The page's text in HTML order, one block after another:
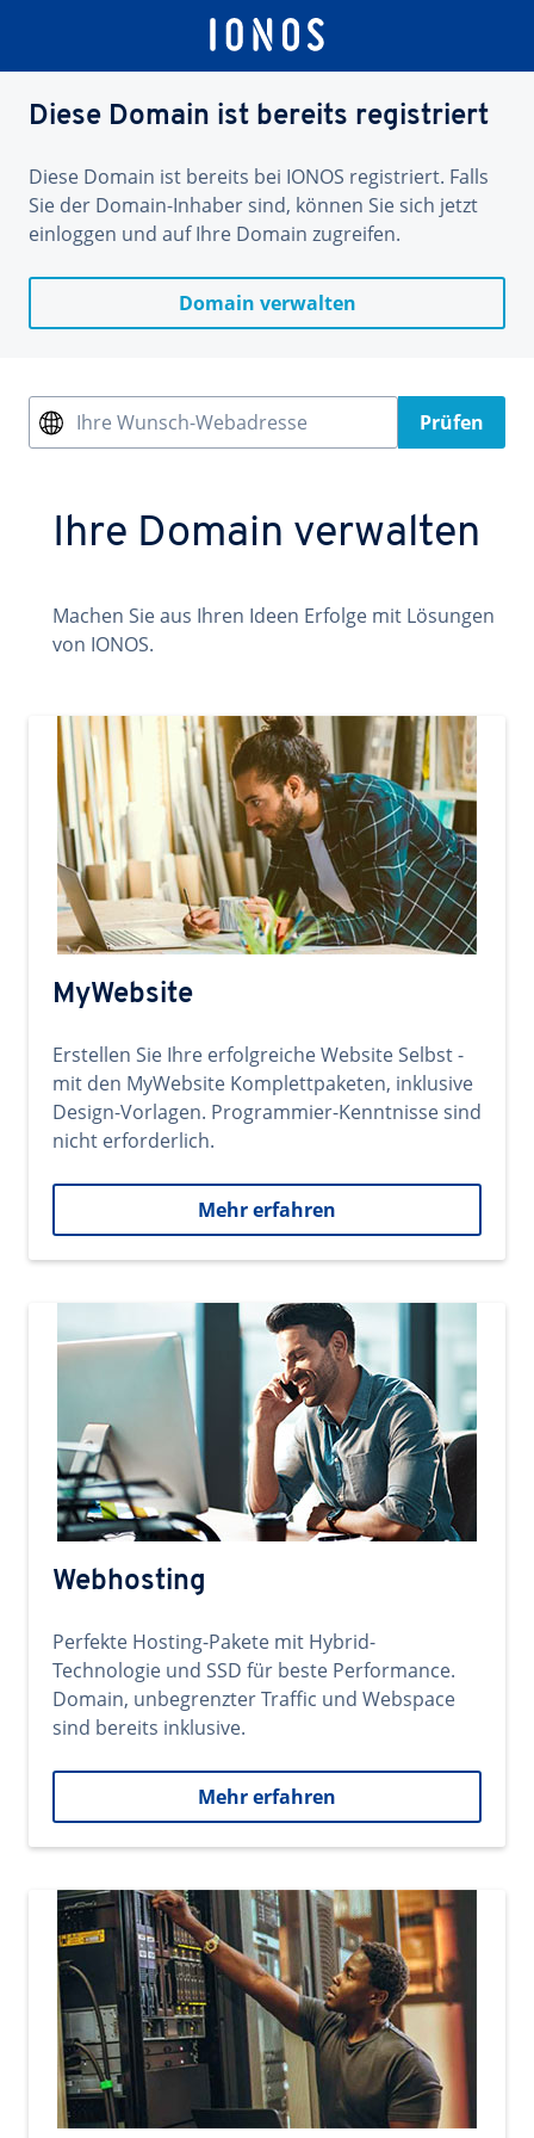
Diese Domain ist bereits registriert
Diese Domain ist bereits bei IONOS registriert. Falls
Sie der Domain-Inhaber sind, können Sie sich jetzt
einloggen und auf Ihre Domain zugreifen.
Domain verwalten
Ihre Wunsch-Webadresse Prüfen
Ihre Domain verwalten
Machen Sie aus Ihren Ideen Erfolge mit Lösungen
von IONOS.
MyWebsite
Erstellen Sie Ihre erfolgreiche Website Selbst -
mit den MyWebsite Komplettpaketen, inklusive
Design-Vorlagen. Programmier-Kenntnisse sind
nicht erforderlich.
Mehr erfahren
Webhosting
Perfekte Hosting-Pakete mit Hybrid-
Technologie und SSD für beste Performance.
Domain, unbegrenzter Traffic und Webspace
sind bereits inklusive.
Mehr erfahren